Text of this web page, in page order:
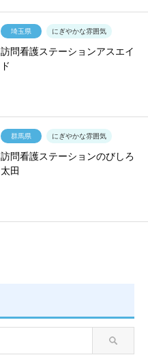
埼玉県 にぎやかな雰囲気
訪問看護ステーションアスエイ
ド
群馬県 にぎやかな雰囲気
訪問看護ステーションのびしろ
太田